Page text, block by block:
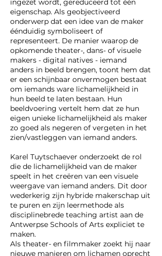
ingezet wordt, gereduceerd tot één
eigenschap. Als geobjectiveerd
onderwerp dat een idee van de maker
éénduidig symboliseert of
representeert. De manier waarop de
opkomende theater-, dans- of visuele
makers - digital natives - iemand
anders in beeld brengen, toont hem dat
er een schijnbaar onvermogen bestaat
om iemands ware lichamelijkheid in
hun beeld te laten bestaan. Hun
beeldvoering vertelt hem dat ze hun
eigen unieke lichamelijkheid als maker
zo goed als negeren of vergeten in het
zien/vastleggen van iemand anders.
Karel Tuytschaever onderzoekt de rol
die de lichamelijkheid van de maker
speelt in het creëren van een visuele
weergave van iemand anders. Dit door
wederkerig zijn hybride makerschap uit
te puren en zijn leermethode als
disciplinebrede teaching artist aan de
Antwerpse Schools of Arts expliciet te
maken.
Als theater- en filmmaker zoekt hij naar
nieuwe manieren om lichamen oprecht